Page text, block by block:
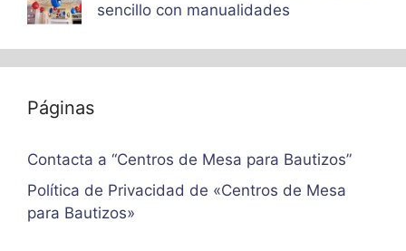
sencillo con manualidades
Páginas
Contacta a “Centros de Mesa para Bautizos”
Política de Privacidad de «Centros de Mesa
para Bautizos»